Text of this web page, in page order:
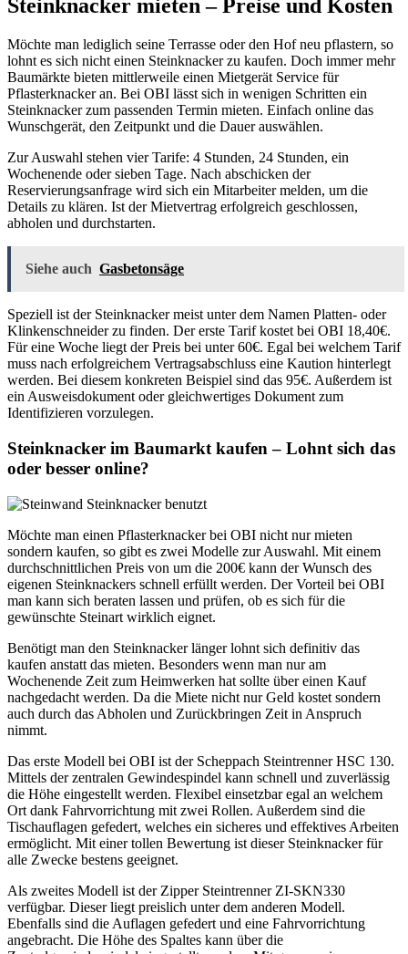
Steinknacker mieten – Preise und Kosten
Möchte man lediglich seine Terrasse oder den Hof neu pflastern, so
lohnt es sich nicht einen Steinknacker zu kaufen. Doch immer mehr
Baumärkte bieten mittlerweile einen Mietgerät Service für
Pflasterknacker an. Bei OBI lässt sich in wenigen Schritten ein
Steinknacker zum passenden Termin mieten. Einfach online das
Wunschgerät, den Zeitpunkt und die Dauer auswählen.
Zur Auswahl stehen vier Tarife: 4 Stunden, 24 Stunden, ein
Wochenende oder sieben Tage. Nach abschicken der
Reservierungsanfrage wird sich ein Mitarbeiter melden, um die
Details zu klären. Ist der Mietvertrag erfolgreich geschlossen,
abholen und durchstarten.
Siehe auch Gasbetonsäge
Speziell ist der Steinknacker meist unter dem Namen Platten- oder
Klinkenschneider zu finden. Der erste Tarif kostet bei OBI 18,40€.
Für eine Woche liegt der Preis bei unter 60€. Egal bei welchem Tarif
muss nach erfolgreichem Vertragsabschluss eine Kaution hinterlegt
werden. Bei diesem konkreten Beispiel sind das 95€. Außerdem ist
ein Ausweisdokument oder gleichwertiges Dokument zum
Identifizieren vorzulegen.
Steinknacker im Baumarkt kaufen – Lohnt sich das
oder besser online?
Möchte man einen Pflasterknacker bei OBI nicht nur mieten
sondern kaufen, so gibt es zwei Modelle zur Auswahl. Mit einem
durchschnittlichen Preis von um die 200€ kann der Wunsch des
eigenen Steinknackers schnell erfüllt werden. Der Vorteil bei OBI
man kann sich beraten lassen und prüfen, ob es sich für die
gewünschte Steinart wirklich eignet.
Benötigt man den Steinknacker länger lohnt sich definitiv das
kaufen anstatt das mieten. Besonders wenn man nur am
Wochenende Zeit zum Heimwerken hat sollte über einen Kauf
nachgedacht werden. Da die Miete nicht nur Geld kostet sondern
auch durch das Abholen und Zurückbringen Zeit in Anspruch
nimmt.
Das erste Modell bei OBI ist der Scheppach Steintrenner HSC 130.
Mittels der zentralen Gewindespindel kann schnell und zuverlässig
die Höhe eingestellt werden. Flexibel einsetzbar egal an welchem
Ort dank Fahrvorrichtung mit zwei Rollen. Außerdem sind die
Tischauflagen gefedert, welches ein sicheres und effektives Arbeiten
ermöglicht. Mit einer tollen Bewertung ist dieser Steinknacker für
alle Zwecke bestens geeignet.
Als zweites Modell ist der Zipper Steintrenner ZI-SKN330
verfügbar. Dieser liegt preislich unter dem anderen Modell.
Ebenfalls sind die Auflagen gefedert und eine Fahrvorrichtung
angebracht. Die Höhe des Spaltes kann über die